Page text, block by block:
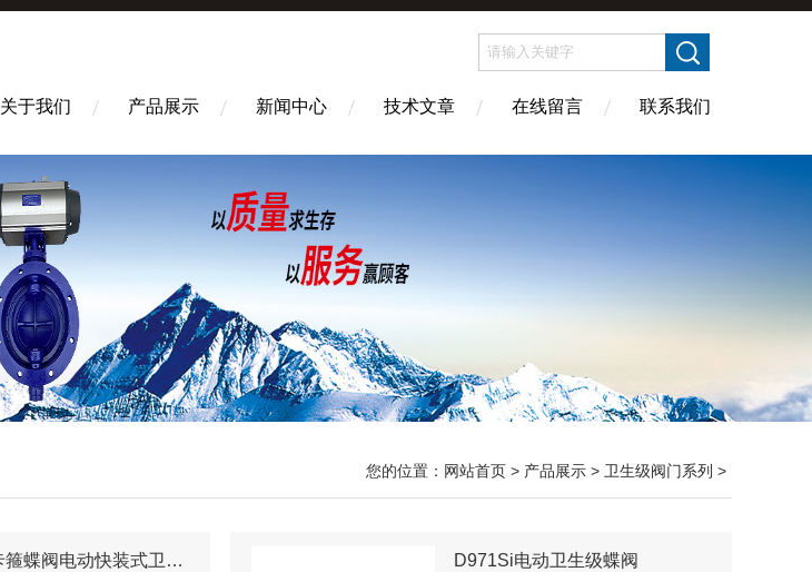
关于我们 产品展示 新闻中心 技术文章 在线留言 联系我们
您的位置： 网站首页 > 产品展示 > 卫生级阀门系列 >
D981X卡箍蝶阀电动快装式卫生级蝶阀 D971Si电动卫生级蝶阀